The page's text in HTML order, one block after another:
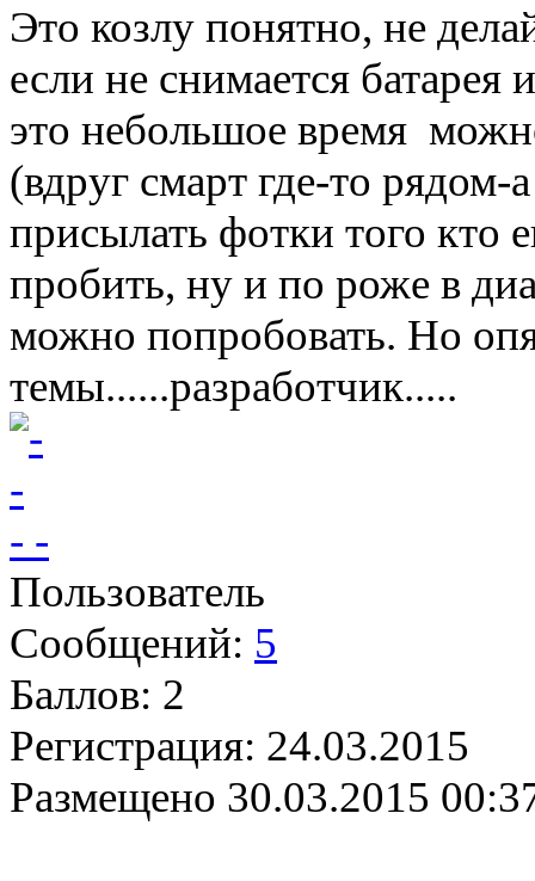
Это козлу понятно, не
если не снимается
это небольшое время
(вдруг смарт где-то рядом-
присылать фотки того
пробить, ну и по роже в
можно попробовать. Но
темы......разработчик.....
- -
Пользователь
Сообщений: 5
Баллов: 2
Регистрация: 24.03.2015
Размещено 30.03.2015